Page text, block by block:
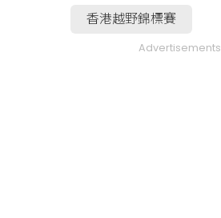
香港越野錦標賽
Advertisements